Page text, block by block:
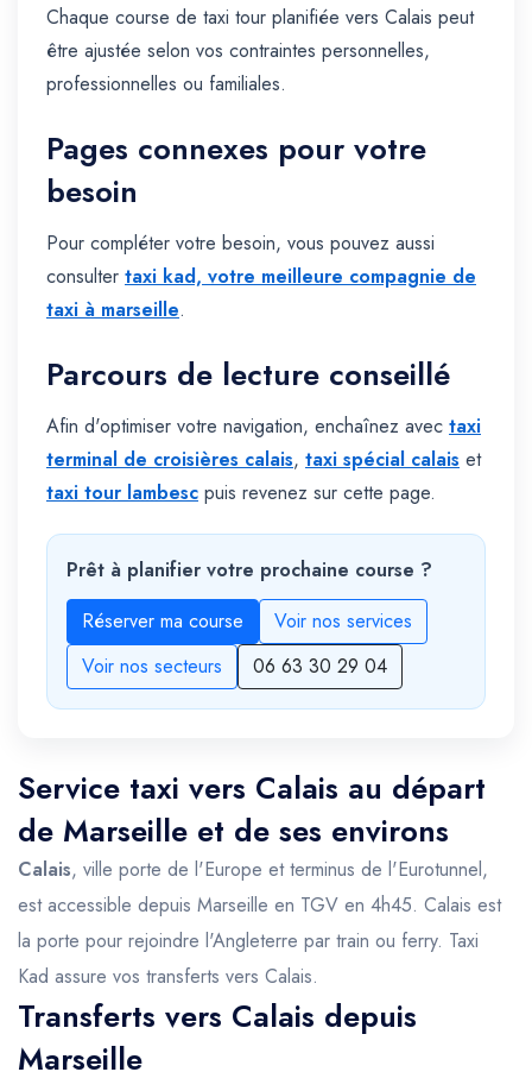
Chaque course de taxi tour planifiée vers Calais peut
être ajustée selon vos contraintes personnelles,
professionnelles ou familiales.
Pages connexes pour votre
besoin
Pour compléter votre besoin, vous pouvez aussi
consulter taxi kad, votre meilleure compagnie de
taxi à marseille.
Parcours de lecture conseillé
Afin d'optimiser votre navigation, enchaînez avec taxi
terminal de croisières calais, taxi spécial calais et
taxi tour lambesc puis revenez sur cette page.
Prêt à planifier votre prochaine course ?
Réserver ma course
Voir nos services
Voir nos secteurs
06 63 30 29 04
Service taxi vers Calais au départ
de Marseille et de ses environs
Calais, ville porte de l'Europe et terminus de l'Eurotunnel,
est accessible depuis Marseille en TGV en 4h45. Calais est
la porte pour rejoindre l'Angleterre par train ou ferry. Taxi
Kad assure vos transferts vers Calais.
Transferts vers Calais depuis
Marseille